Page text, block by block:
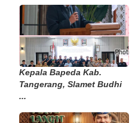
Kepala Bapeda Kab.
Tangerang, Slamet Budhi
...